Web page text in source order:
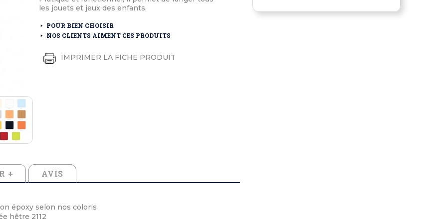
extérieurs
extérieurs
et médaille d'honneur
fanion
cérémonies
les jouets et jeux des enfants.
POUR BIEN CHOISIR
NOS CLIENTS AIMENT CES PRODUITS
IMPRIMER LA FICHE PRODUIT
+ AVIS
époxy selon nos coloris
hêtre 2112